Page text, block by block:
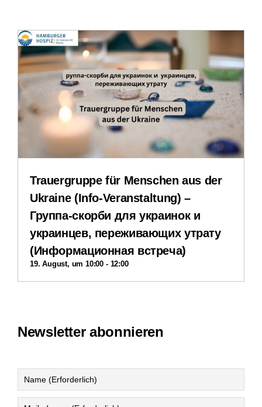
Erfahrungsberichte
Downloads
Trauergruppe für Menschen aus der
Ukraine (Info-Veranstaltung) –
Группа-скорби для украинок и
украинцев, переживающих утрату
(Информационная встреча)
19. August, um 10:00 - 12:00
Newsletter abonnieren